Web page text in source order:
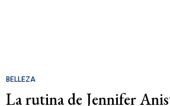
BELLEZA
La rutina de Jennifer